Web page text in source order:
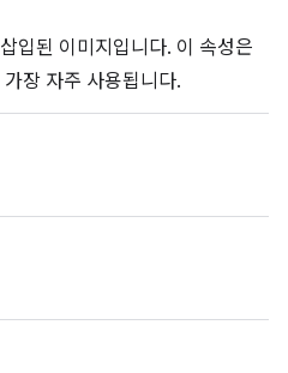
입된 이미지입니다. 이 속성은
장 자주 사용됩니다.